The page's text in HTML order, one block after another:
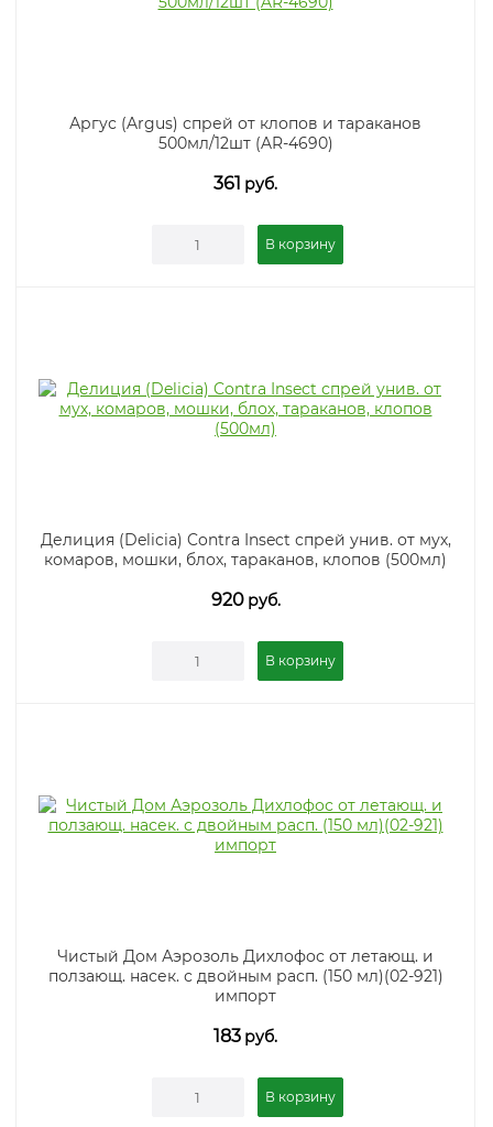
Аргус (Argus) спрей от клопов и тараканов
500мл/12шт (AR-4690)
361 руб.
В корзину
Делиция (Delicia) Contra Insect спрей унив. от мух,
комаров, мошки, блох, тараканов, клопов (500мл)
920 руб.
В корзину
Чистый Дом Аэрозоль Дихлофос от летающ. и
ползающ. насек. с двойным расп. (150 мл)(02-921)
импорт
183 руб.
В корзину